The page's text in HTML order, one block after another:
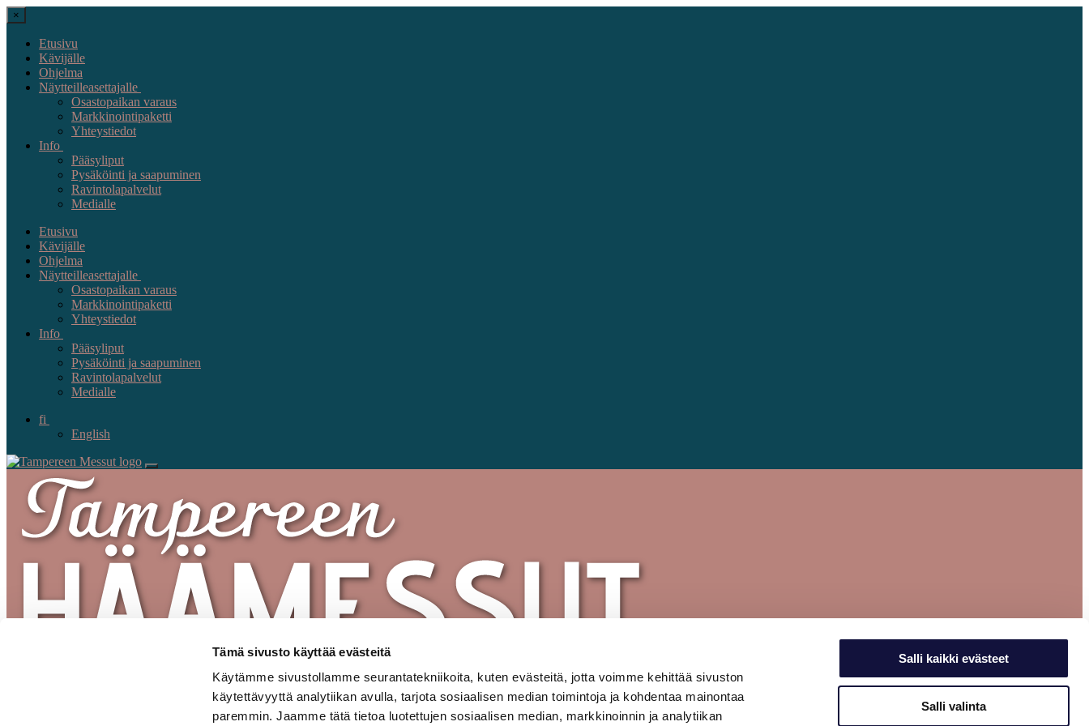
Tämä sivusto käyttää evästeitä
Käytämme sivustollamme seurantatekniikoita, kuten evästeitä, jotta voimme kehittää sivuston
käytettävyyttä analytiikan avulla, tarjota sosiaalisen median toimintoja ja kohdentaa mainontaa
paremmin. Jaamme tätä tietoa luotettujen sosiaalisen median, markkinoinnin ja analytiikan
Salli kaikki evästeet
Salli valinta
×
Etusivu
Kävijälle
Ohjelma
Näytteilleasettajalle
Osastopaikan varaus
Markkinointipaketti
Yhteystiedot
Info
Pääsyliput
Pysäköinti ja saapuminen
Ravintolapalvelut
Medialle
Etusivu
Kävijälle
Ohjelma
Näytteilleasettajalle
Osastopaikan varaus
Markkinointipaketti
Yhteystiedot
Info
Pääsyliput
Pysäköinti ja saapuminen
Ravintolapalvelut
Medialle
fi
English